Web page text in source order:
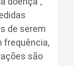
de serem
frequência,
são